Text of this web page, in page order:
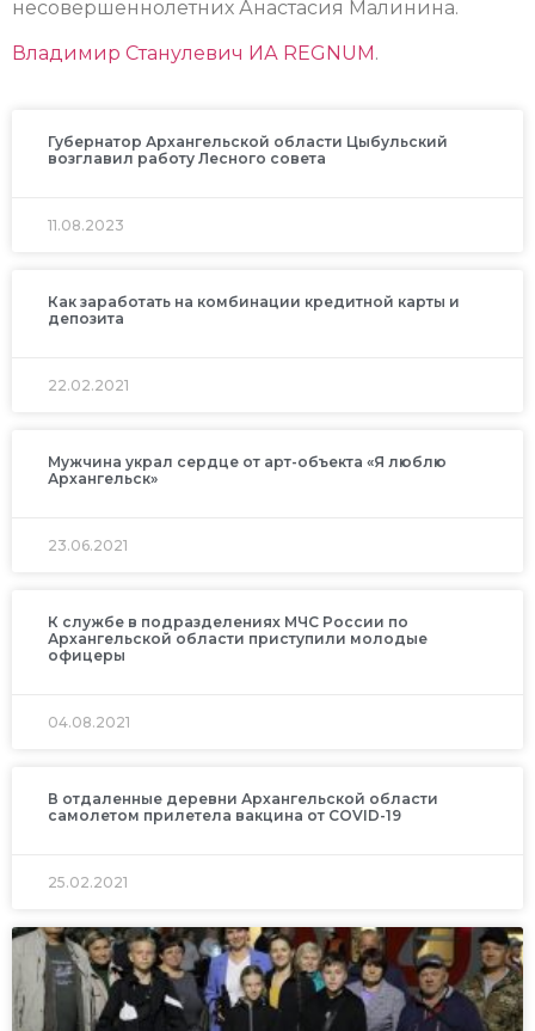
несовершеннолетних Анастасия Малинина.
Владимир Станулевич ИА REGNUM .
Губернатор Архангельской области Цыбульский
возглавил работу Лесного совета
11.08.2023
Как заработать на комбинации кредитной карты и
депозита
22.02.2021
Мужчина украл сердце от арт-объекта «Я люблю
Архангельск»
23.06.2021
К службе в подразделениях МЧС России по
Архангельской области приступили молодые
офицеры
04.08.2021
В отдаленные деревни Архангельской области
самолетом прилетела вакцина от COVID-19
25.02.2021